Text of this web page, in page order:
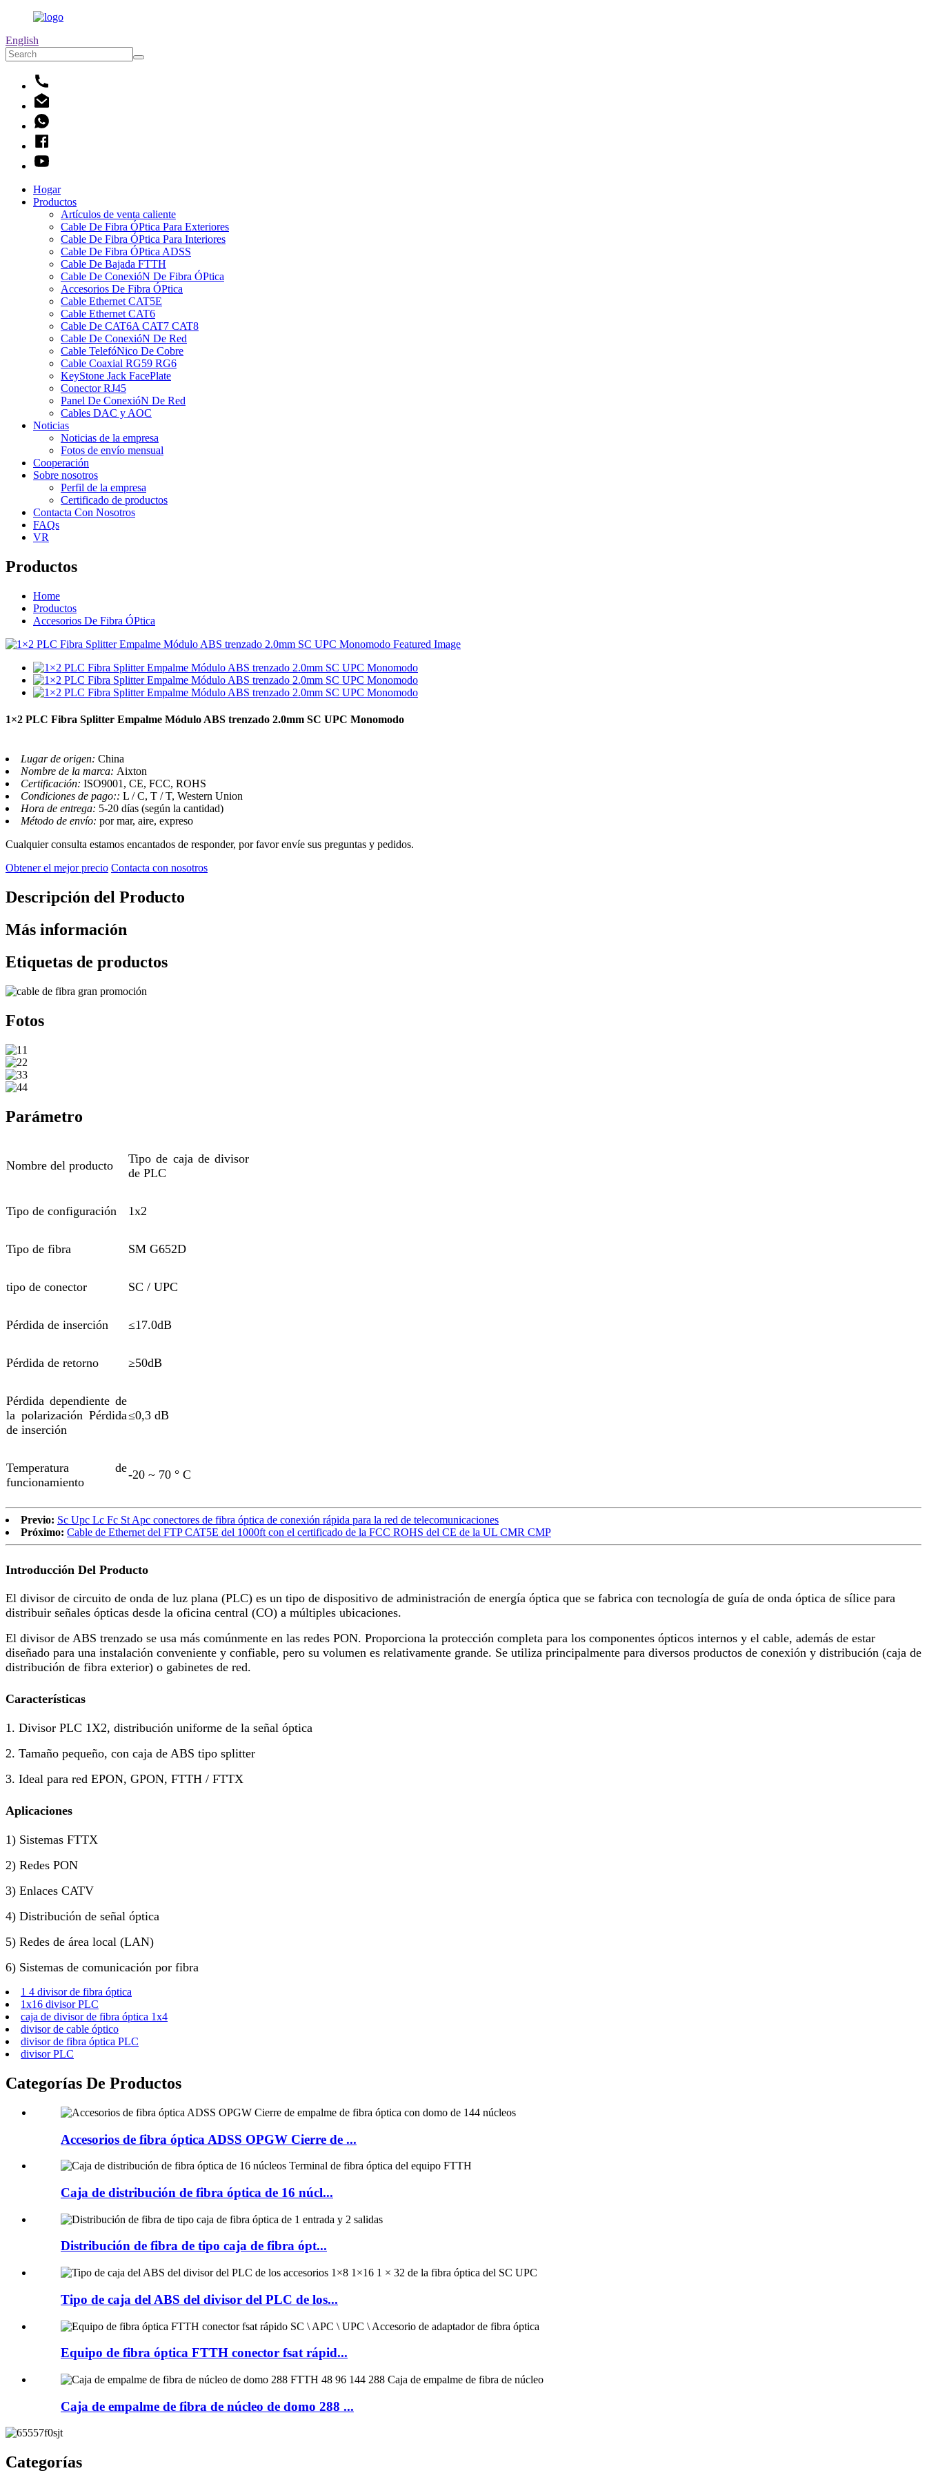
English
Hogar
Productos
Artículos de venta caliente
Cable De Fibra ÓPtica Para Exteriores
Cable De Fibra ÓPtica Para Interiores
Cable De Fibra ÓPtica ADSS
Cable De Bajada FTTH
Cable De ConexióN De Fibra ÓPtica
Accesorios De Fibra ÓPtica
Cable Ethernet CAT5E
Cable Ethernet CAT6
Cable De CAT6A CAT7 CAT8
Cable De ConexióN De Red
Cable TelefóNico De Cobre
Cable Coaxial RG59 RG6
KeyStone Jack FacePlate
Conector RJ45
Panel De ConexióN De Red
Cables DAC y AOC
Noticias
Noticias de la empresa
Fotos de envío mensual
Cooperación
Sobre nosotros
Perfil de la empresa
Certificado de productos
Contacta Con Nosotros
FAQs
VR
Productos
Home
Productos
Accesorios De Fibra ÓPtica
1×2 PLC Fibra Splitter Empalme Módulo ABS trenzado 2.0mm SC UPC Monomodo
Lugar de origen: China
Nombre de la marca: Aixton
Certificación: ISO9001, CE, FCC, ROHS
Condiciones de pago:: L / C, T / T, Western Union
Hora de entrega: 5-20 días (según la cantidad)
Método de envío: por mar, aire, expreso
Cualquier consulta estamos encantados de responder, por favor envíe sus preguntas y pedidos.
Obtener el mejor precio Contacta con nosotros
Descripción del Producto
Más información
Etiquetas de productos
Fotos
Parámetro
Nombre del producto
Tipo de caja de divisor
de PLC
Tipo de configuración 1x2
Tipo de fibra SM G652D
tipo de conector SC / UPC
Pérdida de inserción ≤17.0dB
Pérdida de retorno ≥50dB
Pérdida dependiente de
la polarización Pérdida
de inserción
≤0,3 dB
Temperatura de
funcionamiento
-20 ~ 70 ° C
Previo: Sc Upc Lc Fc St Apc conectores de fibra óptica de conexión rápida para la red de telecomunicaciones
Próximo: Cable de Ethernet del FTP CAT5E del 1000ft con el certificado de la FCC ROHS del CE de la UL CMR CMP
Introducción Del Producto
El divisor de circuito de onda de luz plana (PLC) es un tipo de dispositivo de administración de energía óptica que se fabrica con tecnología de guía de onda óptica de sílice para
distribuir señales ópticas desde la oficina central (CO) a múltiples ubicaciones.
El divisor de ABS trenzado se usa más comúnmente en las redes PON. Proporciona la protección completa para los componentes ópticos internos y el cable, además de estar
diseñado para una instalación conveniente y confiable, pero su volumen es relativamente grande. Se utiliza principalmente para diversos productos de conexión y distribución (caja de
distribución de fibra exterior) o gabinetes de red.
Características
1. Divisor PLC 1X2, distribución uniforme de la señal óptica
2. Tamaño pequeño, con caja de ABS tipo splitter
3. Ideal para red EPON, GPON, FTTH / FTTX
Aplicaciones
1) Sistemas FTTX
2) Redes PON
3) Enlaces CATV
4) Distribución de señal óptica
5) Redes de área local (LAN)
6) Sistemas de comunicación por fibra
1 4 divisor de fibra óptica
1x16 divisor PLC
caja de divisor de fibra óptica 1x4
divisor de cable óptico
divisor de fibra óptica PLC
divisor PLC
Categorías De Productos
Accesorios de fibra óptica ADSS OPGW Cierre de ...
Caja de distribución de fibra óptica de 16 núcl...
Distribución de fibra de tipo caja de fibra ópt...
Tipo de caja del ABS del divisor del PLC de los...
Equipo de fibra óptica FTTH conector fsat rápid...
Caja de empalme de fibra de núcleo de domo 288 ...
Categorías